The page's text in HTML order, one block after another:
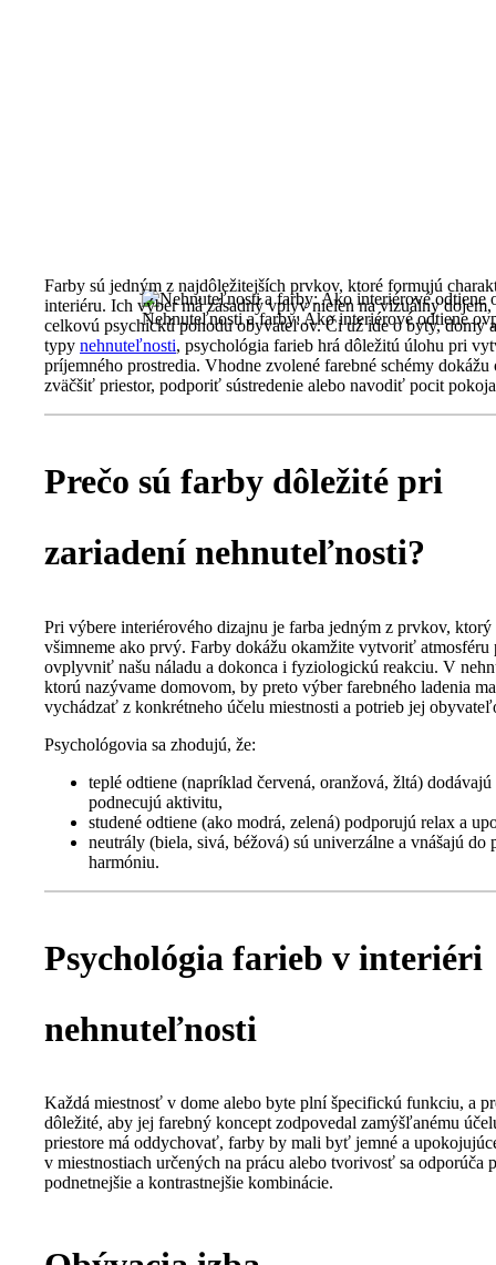
Nehnuteľnosti a farby: Ako interiérové odtiene
Farby sú jedným z najdôležitejších prvkov, ktoré formujú
interiéru. Ich výber má zásadný vplyv nielen na vizuálny dojem,
celkovú psychickú pohodu obyvateľov. Či už ide o byty, domy
typy nehnuteľnosti, psychológia farieb hrá dôležitú úlohu pri
príjemného prostredia. Vhodne zvolené farebné schémy
zväčšiť priestor, podporiť sústredenie alebo navodiť pocit
Prečo sú farby dôležité pri
zariadení nehnuteľnosti?
Pri výbere interiérového dizajnu je farba jedným z prvkov, ktorý
všimneme ako prvý. Farby dokážu okamžite vytvoriť atmosféru
ovplyvniť našu náladu a dokonca i fyziologickú reakciu. V
ktorú nazývame domovom, by preto výber farebného ladenia
vychádzať z konkrétneho účelu miestnosti a potrieb jej
Psychológovia sa zhodujú, že:
teplé odtiene (napríklad červená, oranžová, žltá) dodávajú
podnecujú aktivitu,
studené odtiene (ako modrá, zelená) podporujú relax a
neutrály (biela, sivá, béžová) sú univerzálne a vnášajú do
harmóniu.
Psychológia farieb v interiéri
nehnuteľnosti
Každá miestnosť v dome alebo byte plní špecifickú funkciu, a
dôležité, aby jej farebný koncept zodpovedal zamýšľanému
priestore má oddychovať, farby by mali byť jemné a
v miestnostiach určených na prácu alebo tvorivosť sa odporúča
podnetnejšie a kontrastnejšie kombinácie.